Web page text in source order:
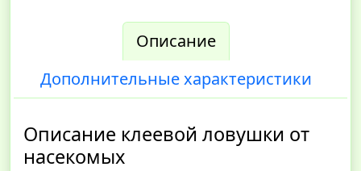
Описание
Дополнительные характеристики
Описание клеевой ловушки от
насекомых